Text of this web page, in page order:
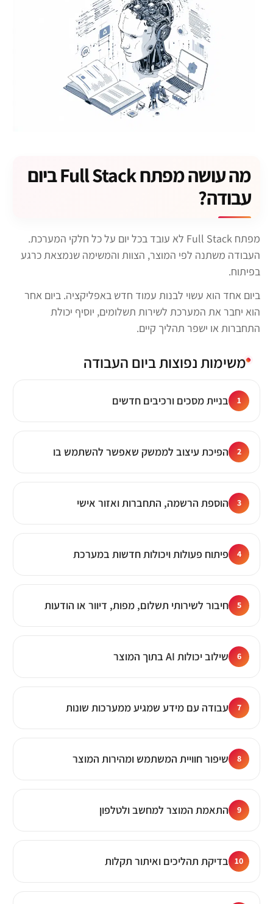
מה עושה מפתח Full Stack ביום
עבודה?
מפתח Full Stack לא עובד בכל יום על כל חלקי המערכת.
העבודה משתנה לפי המוצר, הצוות והמשימה שנמצאת כרגע
בפיתוח.
ביום אחד הוא עשוי לבנות עמוד חדש באפליקציה. ביום אחר
הוא יחבר את המערכת לשירות תשלומים, יוסיף יכולת
התחברות או ישפר תהליך קיים.
משימות נפוצות ביום העבודה
1 בניית מסכים ורכיבים חדשים
2 הפיכת עיצוב לממשק שאפשר להשתמש בו
3 הוספת הרשמה, התחברות ואזור אישי
4 פיתוח פעולות ויכולות חדשות במערכת
5 חיבור לשירותי תשלום, מפות, דיוור או הודעות
6 שילוב יכולות AI בתוך המוצר
7 עבודה עם מידע שמגיע ממערכות שונות
8 שיפור חוויית המשתמש ומהירות המוצר
9 התאמת המוצר למחשב ולטלפון
10 בדיקת תהליכים ואיתור תקלות